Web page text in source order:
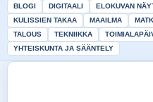
BLOGI DIGITAALI ELOKUVAN
KULISSIEN TAKAA
MAAILMA
TALOUS
TEKNIIKKA
YHTEISKUNTA JA SÄÄNTELY